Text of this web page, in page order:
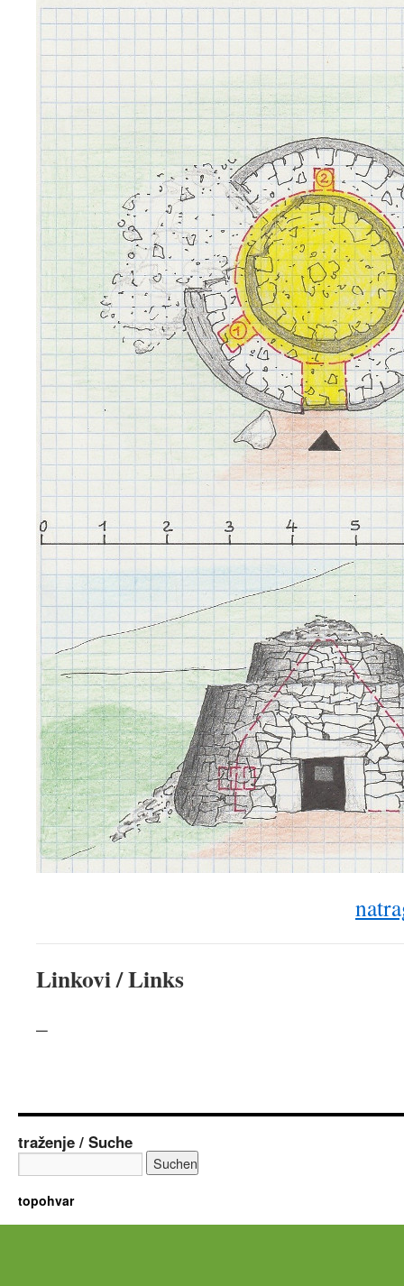
Linkovi / Links
–
traženje / Suche
topohvar